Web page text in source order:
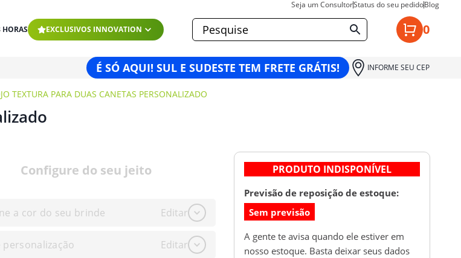
Seja um ConsultorStatus do seu pedidoBlog
EXCLUSIVOS INNOVATION 0
É SÓ AQUI! SUL E SUDESTE TEM FRETE GRÁTIS! INFORME SEU CEP
TEXTURA PARA DUAS CANETAS PERSONALIZADO
Configure do seu jeito
a cor do seu brinde Editar
personalização Editar
PRODUTO INDISPONÍVEL
Previsão de reposição de estoque:
Sem previsão
A gente te avisa quando ele estiver em
nosso estoque. Basta deixar seus dados